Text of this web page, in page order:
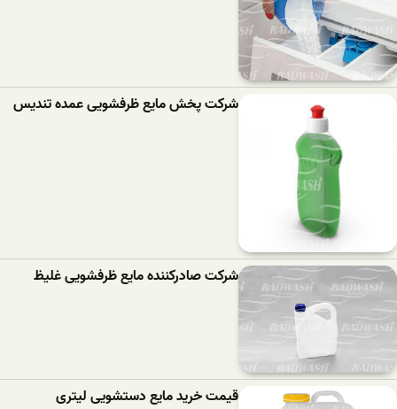
شرکت پخش مایع ظرفشویی عمده تندیس
شرکت صادرکننده مایع ظرفشویی غلیظ
قیمت خرید مایع دستشویی لیتری